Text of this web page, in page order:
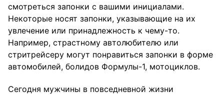
смотреться запонки с вашими инициалами.
Некоторые носят запонки, указывающие на их
увлечение или принадлежность к чему-то.
Например, страстному автолюбителю или
стритрейсеру могут понравиться запонки в форме
автомобилей, болидов Формулы-1, мотоциклов.
Сегодня мужчины в повседневной жизни